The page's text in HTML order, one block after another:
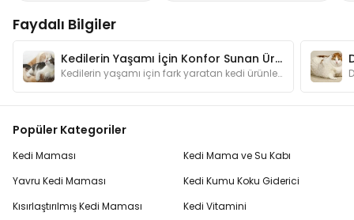
Faydalı Bilgiler
Kedilerin Yaşamı İçin Konfor Sunan Ürünler
Kedilerin yaşamı için fark yaratan kedi ürünleri hakkında hazırladığımız bu yazımızda kedileri mutlu edebilecek öneriler bulabilirsiniz.
Popüler Kategoriler
Kedi Maması
Yavru Kedi Maması
Kısırlaştırılmış Kedi Maması
Kedi Mama ve Su Kabı
Kedi Kumu Koku Giderici
Kedi Vitamini